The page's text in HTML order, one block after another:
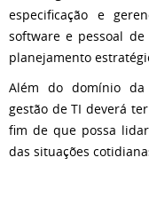
especificação e
software e pessoal
planejamento
Além do domínio da
gestão de TI deverá
fim de que possa
das situações